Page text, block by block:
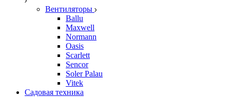
Вентиляторы
Ballu
Maxwell
Normann
Oasis
Scarlett
Sencor
Soler Palau
Vitek
Садовая техника